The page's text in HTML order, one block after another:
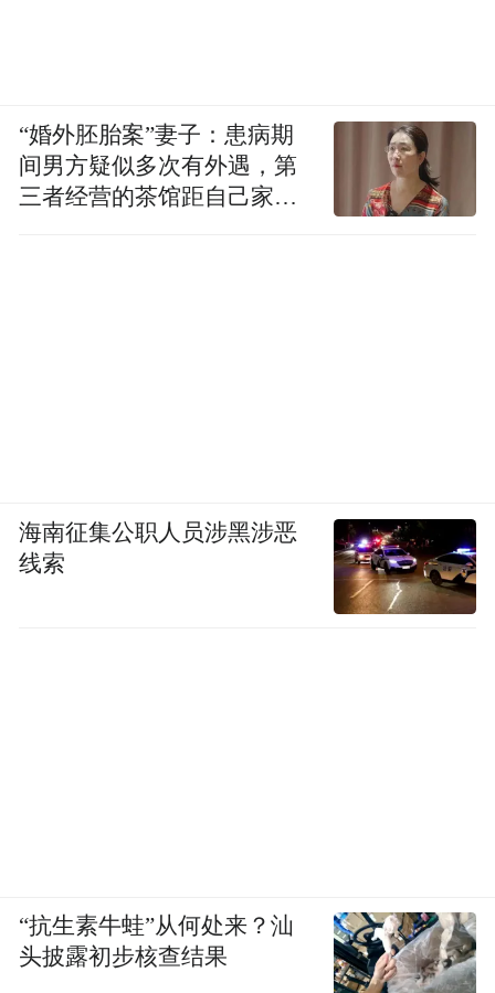
“婚外胚胎案”妻子：患病期
间男方疑似多次有外遇，第
三者经营的茶馆距自己家步
海南征集公职人员涉黑涉恶
线索
“抗生素牛蛙”从何处来？汕
头披露初步核查结果